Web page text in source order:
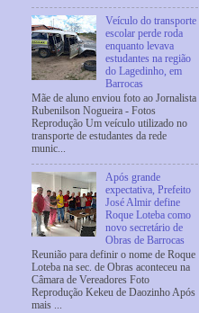
Veículo do transporte
escolar perde roda
enquanto levava
estudantes na região
do Lagedinho, em
Barrocas
Mãe de aluno enviou foto ao Jornalista
Rubenilson Nogueira - Fotos
Reprodução Um veículo utilizado no
transporte de estudantes da rede
munic...
Após grande
expectativa, Prefeito
José Almir define
Roque Loteba como
novo secretário de
Obras de Barrocas
Reunião para definir o nome de Roque
Loteba na sec. de Obras aconteceu na
Câmara de Vereadores Foto
Reprodução Kekeu de Daozinho Após
mais ...